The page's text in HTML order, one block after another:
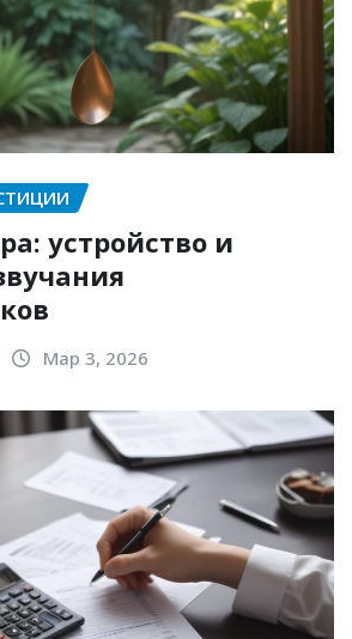
устройство и
Мар 3, 2026